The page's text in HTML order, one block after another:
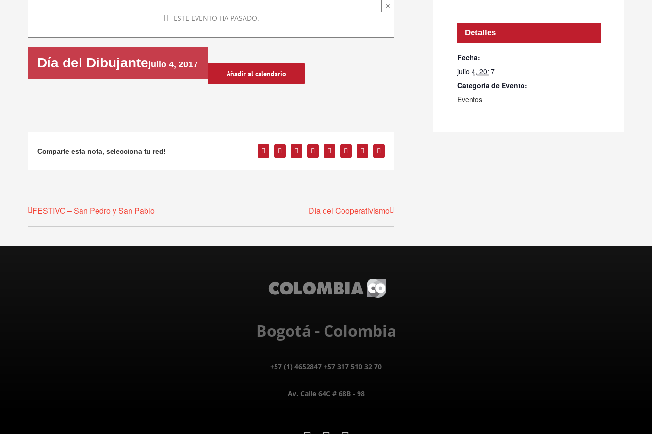
ESTE EVENTO HA PASADO.
×
Día del Dibujantejulio 4, 2017
Añadir al calendario
Comparte esta nota, selecciona tu red! FacebookTwitterRedditLinkedInTumblrPinterest
Vk
Correo
electrónico
FESTIVO – San Pedro y San Pablo Día del Cooperativismo
Detalles
Fecha:
julio 4, 2017
Categoría de Evento:
Eventos
Bogotá - Colombia
+57 (1) 4652847 +57 317 510 32 70
Av. Calle 64C # 68B - 98